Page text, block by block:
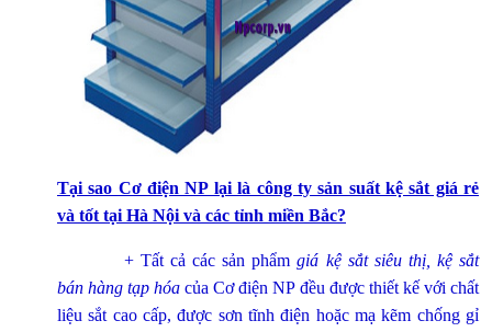
Tại sao Cơ điện NP lại là công ty sản suất kệ sắt giá rẻ
và tốt tại Hà Nội và các tỉnh miền Bắc?
+ Tất cả các sản phẩmgiá kệ sắt siêu thị, kệ sắt
bán hàng tạp hóa của Cơ điện NP đều được thiết kế với chất
liệu sắt cao cấp, được sơn tĩnh điện hoặc mạ kẽm chống gỉ